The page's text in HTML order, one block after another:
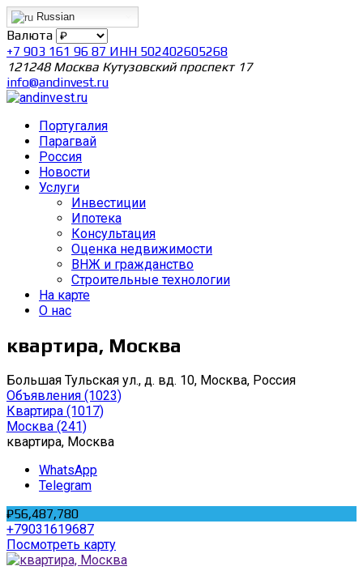
Russian
Валюта
+7 903 161 96 87 ИНН 502402605268
121248 Москва Кутузовский проспект 17
info@andinvest.ru
Португалия
Парагвай
Россия
Новости
Услуги
Инвестиции
Ипотека
Консультация
Оценка недвижимости
ВНЖ и гражданство
Строительные технологии
На карте
О нас
квартира, Москва
Большая Тульская ул., д. вд. 10, Москва, Россия
Объявления (1023)
Квартира (1017)
Москва (241)
квартира, Москва
WhatsApp
Telegram
₽56,487,780
+79031619687
Посмотреть карту